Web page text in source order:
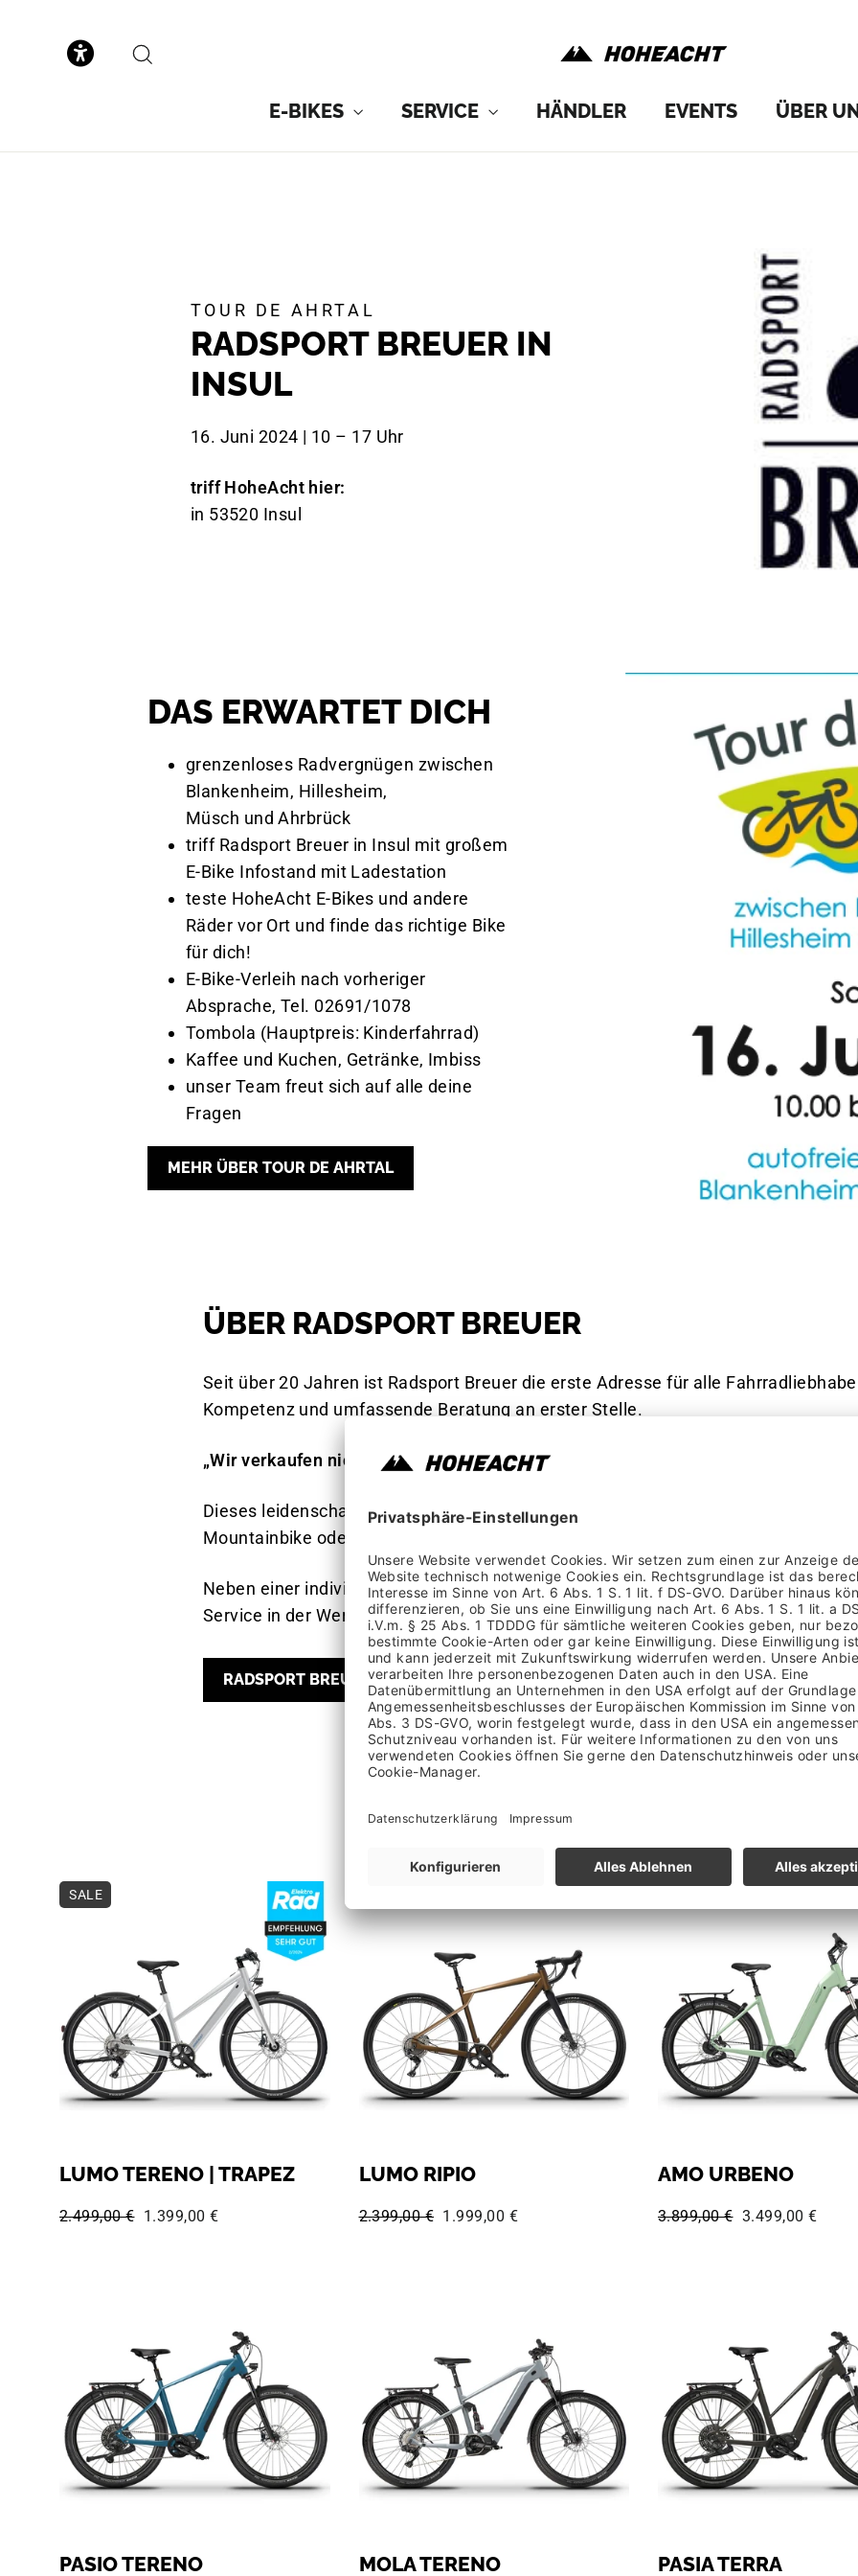
E-BIKES SERVICE HÄNDLER EVENTS ÜBER
TOUR DE AHRTAL
RADSPORT BREUER IN
INSUL
16. Juni 2024 | 10 – 17 Uhr
triff HoheAcht hier:
in 53520 Insul
DAS ERWARTET DICH
grenzenloses Radvergnügen zwischen
Blankenheim, Hillesheim,
Müsch und Ahrbrück
triff Radsport Breuer in Insul mit großem
E-Bike Infostand mit Ladestation
teste HoheAcht E-Bikes und andere
Räder vor Ort und finde das richtige Bike
für dich!
E-Bike-Verleih nach vorheriger
Absprache, Tel. 02691/1078
Tombola (Hauptpreis: Kinderfahrrad)
Kaffee und Kuchen, Getränke, Imbiss
unser Team freut sich auf alle deine
Fragen
MEHR ÜBER TOUR DE AHRTAL
ÜBER RADSPORT BREUER
Seit über 20 Jahren ist Radsport Breuer die erste Adresse für alle
Kompetenz und umfassende Beratung an erster Stelle.
„Wir verkaufen nicht nur Fahrräder, sondern wir leben Radsport!“
Dieses leidenschaftliche Motto prägt Radsport Breuer von Anfang an. Egal, ob
Mountainbike oder E-Bike – hier findest du das perfekte Rad für deine
Neben einer individuellen und professionellen Beratung im Verkauf setzt
Service in der Werkstatt. Vertraue auf Erfahrung und Leidenschaft – für dein
RADSPORT BREUER
TESTE FOLGENDE MODELLE VOR
SALE
LUMO TERENO | TRAPEZ
Normaler Preis:
2.499,00 € Sonderpreis:
1.399,00 €
LUMO RIPIO
Normaler Preis:
2.399,00 € Sonderpreis:
1.999,00 €
AMO URBENO
Normaler Preis:
3.899,00 € Sonderpreis:
3.499,00 €
PASIO TERENO MOLA TERENO PASIA TERRA